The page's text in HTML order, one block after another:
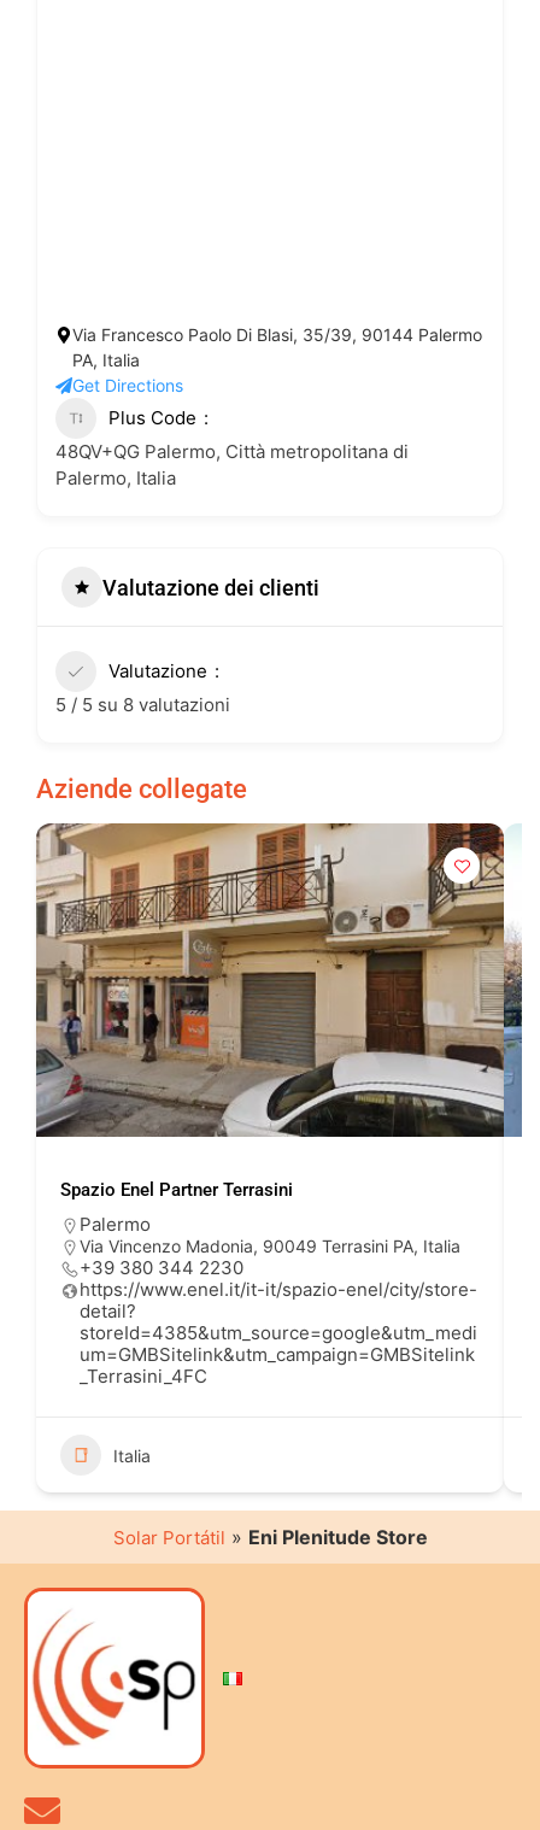
Via Francesco Paolo Di Blasi, 35/39, 90144 Palermo
PA, Italia
Get Directions
Plus Code
48QV+QG Palermo, Città metropolitana di
Palermo, Italia
Valutazione dei clienti
Valutazione
5 / 5 su 8 valutazioni
Aziende collegate
Spazio Enel Partner Terrasini
Palermo
Via Vincenzo Madonia, 90049 Terrasini PA, Italia
+39 380 344 2230
https://www.enel.it/it-it/spazio-enel/city/store-
detail?
storeId=4385&utm_source=google&utm_medi
um=GMBSitelink&utm_campaign=GMBSitelink
_Terrasini_4FC
Italia
Solar Portátil » Eni Plenitude Store